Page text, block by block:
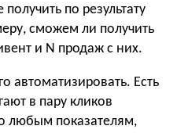
по результату
сможем ли получить
и N продаж с них.
автоматизировать. Есть
в пару кликов
любым показателям,